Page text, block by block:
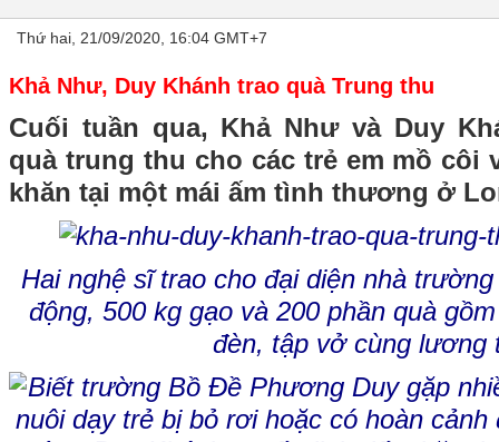
Thứ hai, 21/09/2020, 16:04 GMT+7
Khả Như, Duy Khánh trao quà Trung thu
Cuối tuần qua, Khả Như và Duy
quà trung thu cho các trẻ em mồ côi
khăn tại một mái ấm tình thương ở
Hai nghệ sĩ trao cho đại diện nhà
động, 500 kg gạo và 200 phần quà
đèn, tập vở cùng lương